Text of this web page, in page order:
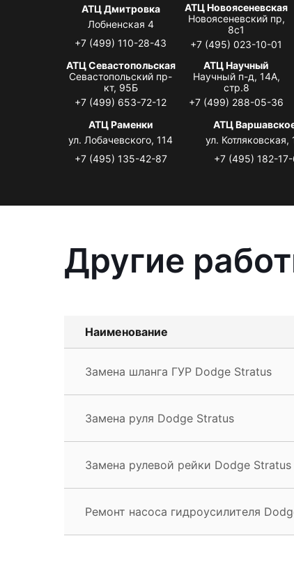
АТЦ Дмитровка
Лобненская 4
+7 (499) 110-28-43
АТЦ Новоясеневская
Новоясеневский пр,
8с1
+7 (495) 023-10-01
АТЦ Севастопольская
Севастопольский пр-
кт, 95Б
+7 (499) 653-72-12
АТЦ Научный
Научный п-д, 14А,
стр.8
+7 (499) 288-05-36
АТЦ Раменки
ул. Лобачевского, 114
+7 (495) 135-42-87
АТЦ
ул. Котляковская,
+7 (495) 182-
Другие
Наименование
Замена шланга ГУР Dodge Stratus
Замена руля Dodge Stratus
Замена рулевой рейки Dodge Stratus
Ремонт насоса гидроусилителя